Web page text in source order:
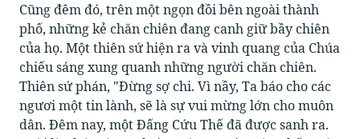
Cũng đêm đó, trên một ngọn đồi bên ngoài thành
phố, những kẻ chăn chiên đang canh giữ bầy chiên
của họ. Một thiên sứ hiện ra và vinh quang của Chúa
chiếu sáng xung quanh những người chăn chiên.
Thiên sứ phán, "Đừng sợ chi. Vì nầy, Ta báo cho các
ngươi một tin lành, sẽ là sự vui mừng lớn cho muôn
dân. Đêm nay, một Đấng Cứu Thế đã được sanh ra.